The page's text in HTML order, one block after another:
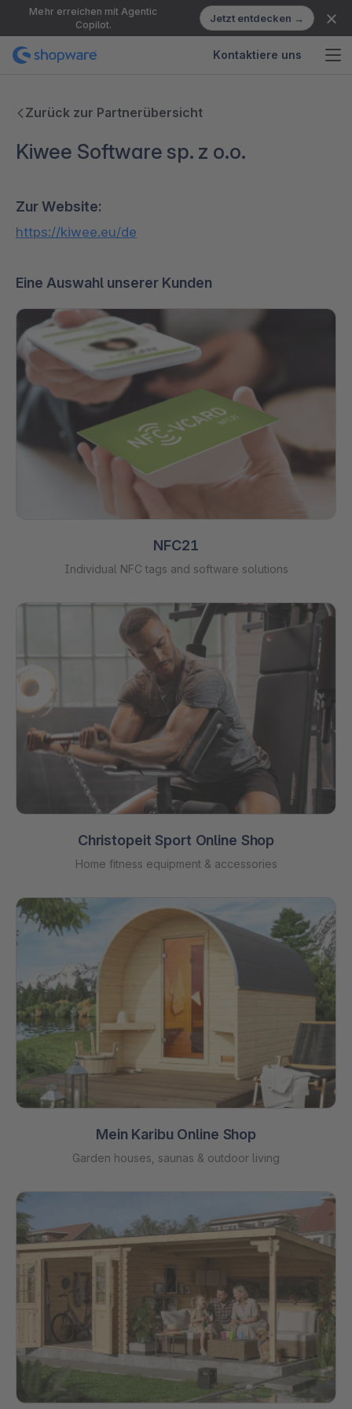
Mehr erreichen mit Agentic
Copilot.
Jetzt entdecken →
Kontaktiere uns
Zurück zur Partnerübersicht
Kiwee Software sp. z o.o.
Zur Website:
https://kiwee.eu/de
Eine Auswahl unserer Kunden
NFC21
Individual NFC tags and software solutions
Christopeit Sport Online Shop
Home fitness equipment & accessories
Mein Karibu Online Shop
Garden houses, saunas & outdoor living